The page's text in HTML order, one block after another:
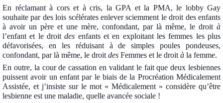
En réclamant à cors et à cris, la GPA et la PMA, le lobby Gay
souhaite par des lois scélérates enlever sciemment le droit des enfants
à avoir un père et une mère, confondant, par là même, le droit à
l’enfant et le droitdes enfants et en exploitant les femmes les plus
défavorisées, en les réduisant à de simples poules pondeuses,
confondant, par là même, le droit des Femmes et le droit à la femme.
En outre, la cour de cassation en validant le fait que deux lesbiennes
puissent avoir un enfant par le biais de la Procréation Médicalement
Assistée, et j’insiste sur le mot « Médicalement » considère qu’être
lesbienne est une maladie, quelle avancée sociale !